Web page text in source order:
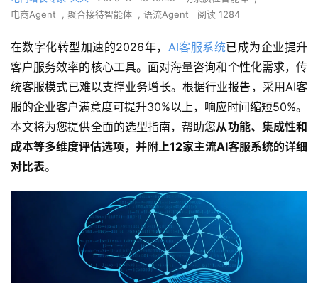
电商Agent
, 聚合接待智能体 , 语流Agent 阅读 1284
在数字化转型加速的2026年， AI客服系统已成为企业提升
客户服务效率的核心工具。面对海量咨询和个性化需求，传
统客服模式已难以支撑业务增长。根据行业报告，采用AI客
服的企业客户满意度可提升30%以上，响应时间缩短50%。
本文将为您提供全面的选型指南，帮助您从功能、集成性和
成本等多维度评估选项，并附上12家主流AI客服系统的详细
对比表。